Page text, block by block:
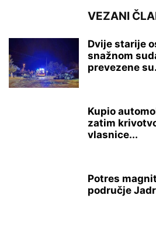
VEZANI
Dvije starije
snažnom
prevezene
Kupio
zatim
vlasnice...
Potres
područje